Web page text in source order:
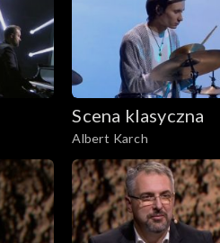
Scena klasyczna
Albert Karch